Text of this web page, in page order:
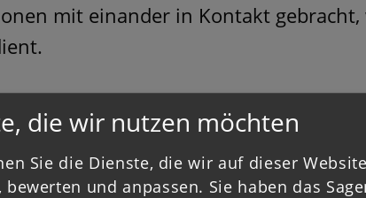
mit einander in Kontakt
Zurück zur Übersicht
die wir nutzen möchten
Sie die Dienste, die wir auf dieser
und anpassen. Sie haben das